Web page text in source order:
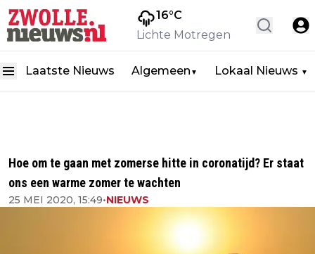
16°C
Lichte Motregen
Laatste Nieuws Algemeen ▼ Lokaal Nieuws ▼
Hoe om te gaan met zomerse hitte in coronatijd? Er staat
ons een warme zomer te wachten
25 MEI 2020, 15:49•NIEUWS